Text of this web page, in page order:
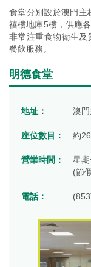
食堂分別設於澳門主
禧樓地庫5樓，供應
非常注重食物衛生及
餐飲服務。
明德食堂
地址： 澳
座位數目： 約
營業時間：
星
(節
電話：